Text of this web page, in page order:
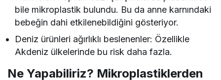
bile mikroplastik bulundu. Bu da anne karnındaki
bebeğin dahi etkilenebildiğini gösteriyor.
Deniz ürünleri ağırlıklı beslenenler: Özellikle
Akdeniz ülkelerinde bu risk daha fazla.
Ne Yapabiliriz? Mikroplastiklerden